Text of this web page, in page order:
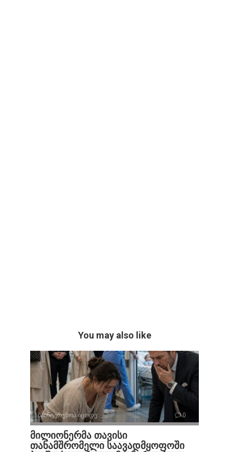
You may also like
საინტერესოა იცოდე 0
მილიონერმა თავისი
თანამშრომელი საავადმყოფოში